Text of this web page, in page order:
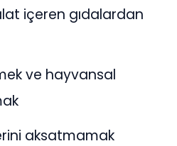
içeren gıdalardan
ve hayvansal
aksatmamak